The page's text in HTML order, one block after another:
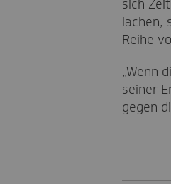
sich
lachen,
Reihe
„Wenn
seiner
gegen